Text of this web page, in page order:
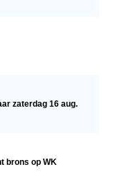
zaterdag 16 aug.
brons op WK